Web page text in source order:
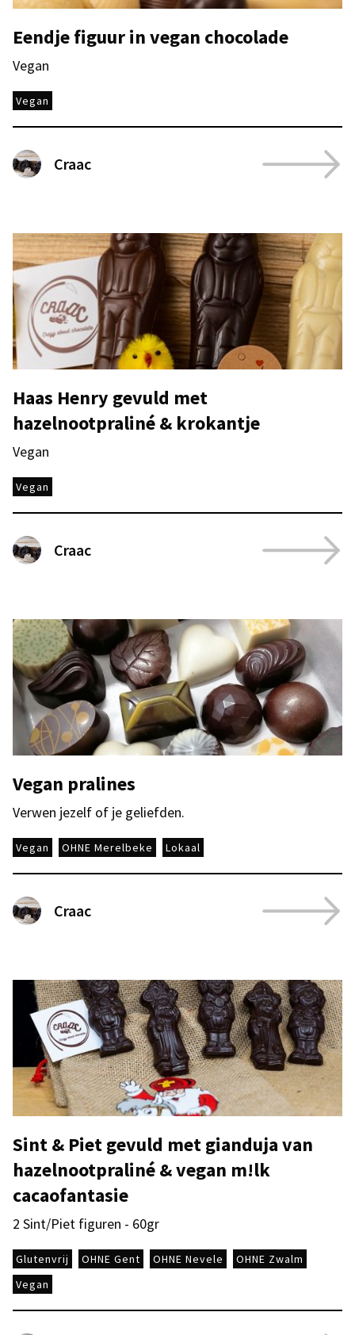
Eendje figuur in vegan chocolade
Vegan
Vegan
Craac
Haas Henry gevuld met
hazelnootpraliné & krokantje
Vegan
Vegan
Craac
Vegan pralines
Verwen jezelf of je geliefden.
Vegan OHNE Merelbeke Lokaal
Craac
Sint & Piet gevuld met gianduja van
hazelnootpraliné & vegan m!lk
cacaofantasie
2 Sint/Piet figuren - 60gr
Glutenvrij OHNE Gent OHNE Nevele
OHNE Zwalm
Vegan